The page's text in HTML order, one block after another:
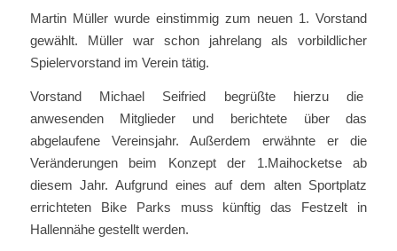
Martin Müller wurde einstimmig zum neuen 1. Vorstand
gewählt. Müller war schon jahrelang als vorbildlicher
Spielervorstand im Verein tätig.
Vorstand Michael Seifried begrüßte hierzu die
anwesenden Mitglieder und berichtete über das
abgelaufene Vereinsjahr. Außerdem erwähnte er die
Veränderungen beim Konzept der 1.Maihocketse ab
diesem Jahr. Aufgrund eines auf dem alten Sportplatz
errichteten Bike Parks muss künftig das Festzelt in
Hallennähe gestellt werden.